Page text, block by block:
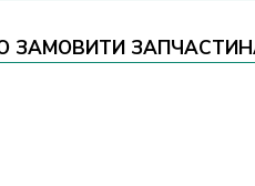
ЗАМОВИТИ